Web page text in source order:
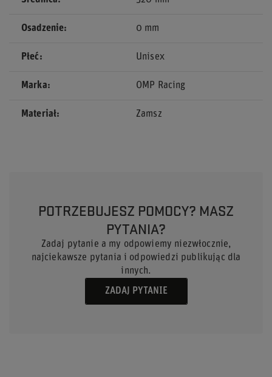
Osadzenie 0 mm
Płeć Unisex
Marka OMP Racing
Materiał Zamsz
POTRZEBUJESZ POMOCY? MASZ
PYTANIA?
Zadaj pytanie a my odpowiemy niezwłocznie,
najciekawsze pytania i odpowiedzi publikując dla
innych.
ZADAJ PYTANIE